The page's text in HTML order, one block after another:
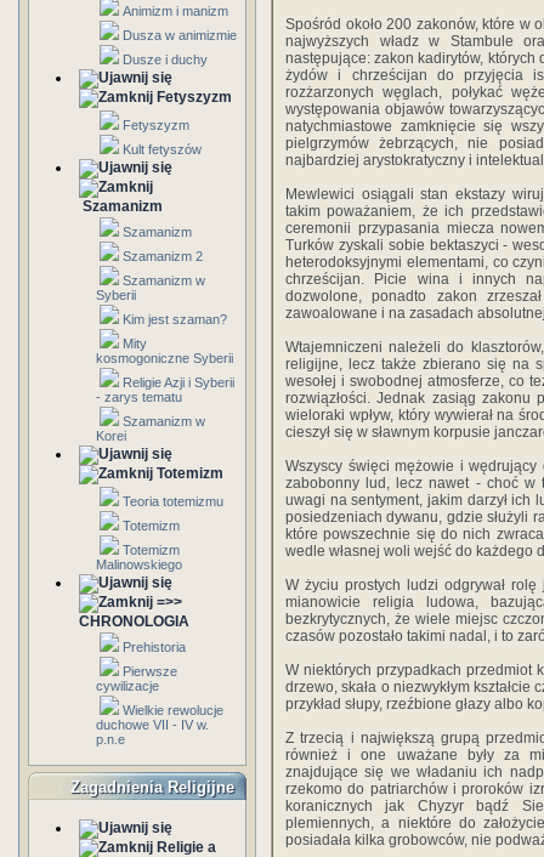
Animizm i manizm
Dusza w animizmie
Dusze i duchy
Fetyszyzm
Fetyszyzm
Kult fetyszów
Szamanizm
Szamanizm
Szamanizm 2
Szamanizm w
Syberii
Kim jest szaman?
Mity
kosmogoniczne Syberii
Religie Azji i Syberii
- zarys tematu
Szamanizm w
Korei
Totemizm
Teoria totemizmu
Totemizm
Totemizm
Malinowskiego
=>>
CHRONOLOGIA
Prehistoria
Pierwsze
cywilizacje
Wielkie rewolucje
duchowe VII - IV w.
p.n.e
Zagadnienia Religijne
Religie a
Spośród około 200 zakonów, które w
najwyższych władz w Stambule
następujące: zakon kadirytów, których
żydów i chrześcijan do przyjęcia
rozżarzonych węglach, połykać
występowania objawów
natychmiastowe zamknięcie się
pielgrzymów żebrzących, nie
najbardziej arystokratyczny i
Mewlewici osiągali stan ekstazy
takim poważaniem, że ich
ceremonii przypasania miecza
Turków zyskali sobie bektaszyci -
heterodoksyjnymi elementami, co
chrześcijan. Picie wina i innych
dozwolone, ponadto zakon
zawoalowane i na zasadach
Wtajemniczeni należeli do
religijne, lecz także zbierano się na
wesołej i swobodnej atmosferze, co
rozwiązłości. Jednak zasiąg zakonu
wieloraki wpływ, który wywierał na
cieszył się w sławnym korpusie
Wszyscy święci mężowie i
zabobonny lud, lecz nawet - choć w
uwagi na sentyment, jakim darzył ich
posiedzeniach dywanu, gdzie służyli
które powszechnie się do nich
wedle własnej woli wejść do każdego
W życiu prostych ludzi odgrywał
mianowicie religia ludowa,
bezkrytycznych, że wiele miejsc
czasów pozostało takimi nadal, i to
W niektórych przypadkach przedmiot
drzewo, skała o niezwykłym
przykład słupy, rzeźbione głazy albo
Z trzecią i największą grupą
również i one uważane były za
znajdujące się we władaniu ich
rzekomo do patriarchów i proroków
koranicznych jak Chyzyr bądź
plemiennych, a niektóre do
posiadała kilka grobowców, nie